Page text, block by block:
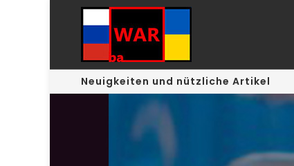
Neuigkeiten und nützliche Artikel